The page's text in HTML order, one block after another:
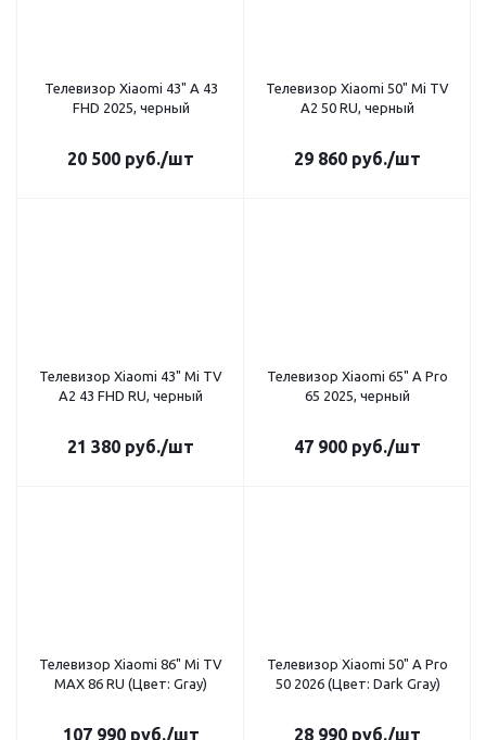
Телевизор Xiaomi 43" A 43
FHD 2025, черный
20 500 руб./шт
Телевизор Xiaomi 50" Mi TV
A2 50 RU, черный
29 860 руб./шт
Телевизор Xiaomi 43" Mi TV
A2 43 FHD RU, черный
21 380 руб./шт
Телевизор Xiaomi 65" A Pro
65 2025, черный
47 900 руб./шт
Телевизор Xiaomi 86" Mi TV
MAX 86 RU (Цвет: Gray)
107 990руб./шт
Телевизор Xiaomi 50" A Pro
50 2026 (Цвет: Dark Gray)
28 990 руб./шт